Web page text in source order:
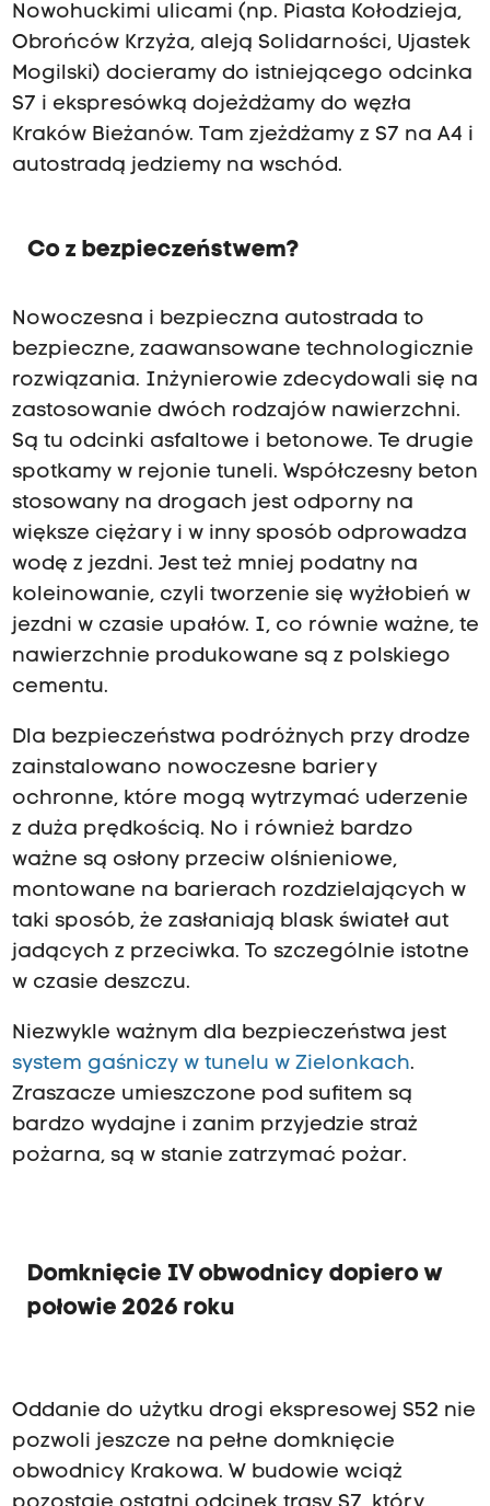
Nowohuckimi ulicami (np. Piasta Kołodzieja,
Obrońców Krzyża, aleją Solidarności, Ujastek
Mogilski) docieramy do istniejącego odcinka
S7 i ekspresówką dojeżdżamy do węzła
Kraków Bieżanów. Tam zjeżdżamy z S7 na A4 i
autostradą jedziemy na wschód.
Co z bezpieczeństwem?
Nowoczesna i bezpieczna autostrada to
bezpieczne, zaawansowane technologicznie
rozwiązania. Inżynierowie zdecydowali się na
zastosowanie dwóch rodzajów nawierzchni.
Są tu odcinki asfaltowe i betonowe. Te drugie
spotkamy w rejonie tuneli. Współczesny beton
stosowany na drogach jest odporny na
większe ciężary i w inny sposób odprowadza
wodę z jezdni. Jest też mniej podatny na
koleinowanie, czyli tworzenie się wyżłobień w
jezdni w czasie upałów. I, co równie ważne, te
nawierzchnie produkowane są z polskiego
cementu.
Dla bezpieczeństwa podróżnych przy drodze
zainstalowano nowoczesne bariery
ochronne, które mogą wytrzymać uderzenie
z duża prędkością. No i również bardzo
ważne są osłony przeciw olśnieniowe,
montowane na barierach rozdzielających w
taki sposób, że zasłaniają blask świateł aut
jadących z przeciwka. To szczególnie istotne
w czasie deszczu.
Niezwykle ważnym dla bezpieczeństwa jest
system gaśniczy w tunelu w Zielonkach.
Zraszacze umieszczone pod sufitem są
bardzo wydajne i zanim przyjedzie straż
pożarna, są w stanie zatrzymać pożar.
Domknięcie IV obwodnicy dopiero w
połowie 2026 roku
Oddanie do użytku drogi ekspresowej S52 nie
pozwoli jeszcze na pełne domknięcie
obwodnicy Krakowa. W budowie wciąż